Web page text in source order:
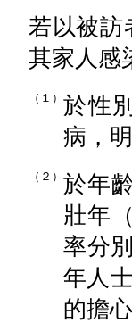
若以被訪
其家人感
（１） 於性
病，
（２） 於年
壯年
率分
年人
的擔